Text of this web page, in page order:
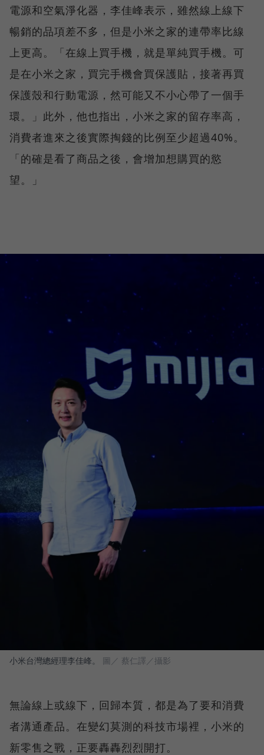
電源和空氣淨化器，李佳峰表示，雖然線上線下
暢銷的品項差不多，但是小米之家的連帶率比線
上更高。「在線上買手機，就是單純買手機。可
是在小米之家，買完手機會買保護貼，接著再買
保護殼和行動電源，然可能又不小心帶了一個手
環。」此外，他也指出，小米之家的留存率高，
消費者進來之後實際掏錢的比例至少超過40%。
「的確是看了商品之後，會增加想購買的慾
望。」
小米台灣總經理李佳峰。 圖／ 蔡仁譯／攝影
無論線上或線下，回歸本質，都是為了要和消費
者溝通產品。在變幻莫測的科技市場裡，小米的
新零售之戰，正要轟轟烈烈開打。